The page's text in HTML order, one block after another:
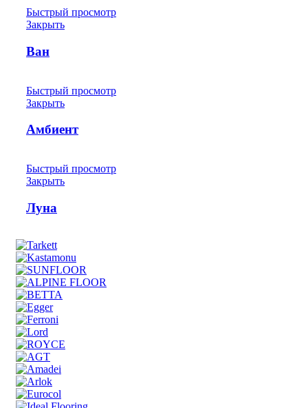
Быстрый просмотр
Закрыть
Ван
Быстрый просмотр
Закрыть
Амбиент
Быстрый просмотр
Закрыть
Луна